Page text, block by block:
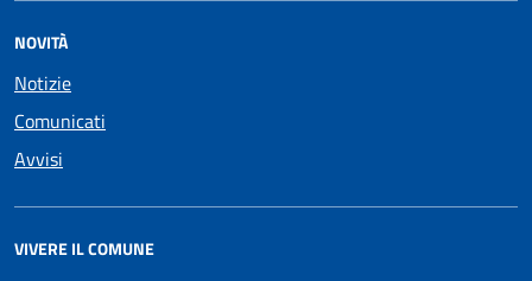
NOVITÀ
Notizie
Comunicati
Avvisi
VIVERE IL COMUNE